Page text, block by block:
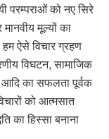
परम्पराओं को नए सिरे
मूल्यों का
ऐसे विचार ग्रहण
विघटन, सामाजिक
का सफलता पूर्वक
को आत्मसात
का हिस्सा बनाना